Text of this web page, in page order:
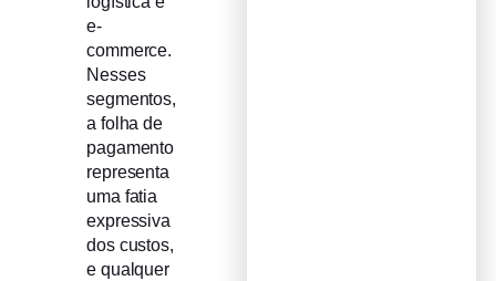
e-
commerce.
Nesses
segmentos,
a folha de
pagamento
representa
uma fatia
expressiva
dos custos,
e qualquer